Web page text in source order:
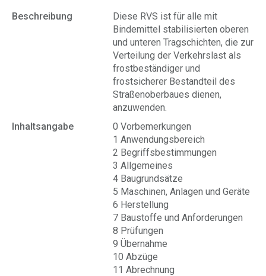
Beschreibung
Diese RVS ist für alle mit
Bindemittel stabilisierten oberen
und unteren Tragschichten, die zur
Verteilung der Verkehrslast als
frostbeständiger und
frostsicherer Bestandteil des
Straßenoberbaues dienen,
anzuwenden.
Inhaltsangabe
0 Vorbemerkungen
1 Anwendungsbereich
2 Begriffsbestimmungen
3 Allgemeines
4 Baugrundsätze
5 Maschinen, Anlagen und Geräte
6 Herstellung
7 Baustoffe und Anforderungen
8 Prüfungen
9 Übernahme
10 Abzüge
11 Abrechnung